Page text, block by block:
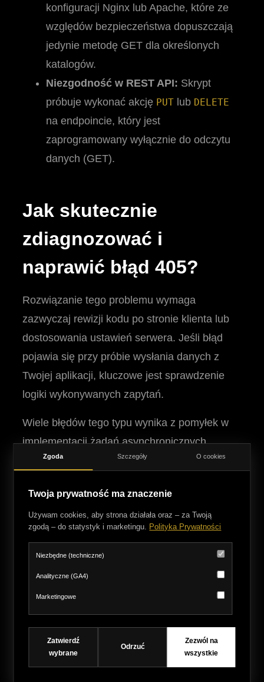
konfiguracji Nginx lub Apache, które ze
względów bezpieczeństwa dopuszczają
jedynie metodę GET dla określonych
katalogów.
Niezgodność w REST API: Skrypt
próbuje wykonać akcję PUT lub DELETE
na endpoincie, który jest
zaprogramowany wyłącznie do odczytu
danych (GET).
Jak skutecznie
zdiagnozować i
naprawić błąd 405?
Rozwiązanie tego problemu wymaga
zazwyczaj rewizji kodu po stronie klienta lub
dostosowania ustawień serwera. Jeśli błąd
pojawia się przy próbie wysłania danych z
Twojej aplikacji, kluczowe jest sprawdzenie
logiki wykonywanych zapytań.
Wiele błędów tego typu wynika z pomyłek w
implementacji żądań asynchronicznych
(Fetch/Axios). Jeśli Twoja aplikacja generuje
unikasz błędów JavaScriptprzy deklarowaniu
metod wewnątrz obiektów konfiguracyjnych
znalezienie winowajcy jest
w
narzędziach deweloperskich przeglądarki – w
zakładce Network sprawdź nagłówek
Allow
odpowiedzi serwera, który precyzyjnie
wskazuje, jakie metody są dopuszczalne dla
danego zasobu.
Zgoda Szczegóły O cookies
Twoja prywatność ma znaczenie
Używam cookies, aby strona działała oraz – za Twoją
zgodą – do statystyk i marketingu. Polityka Prywatności
Niezbędne (techniczne)
Analityczne (GA4)
Marketingowe
Zatwierdź
wybrane
Odrzuć
Zezwól na
wszystkie